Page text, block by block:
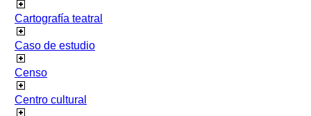
Cartografía teatral
Caso de estudio
Censo
Centro cultural